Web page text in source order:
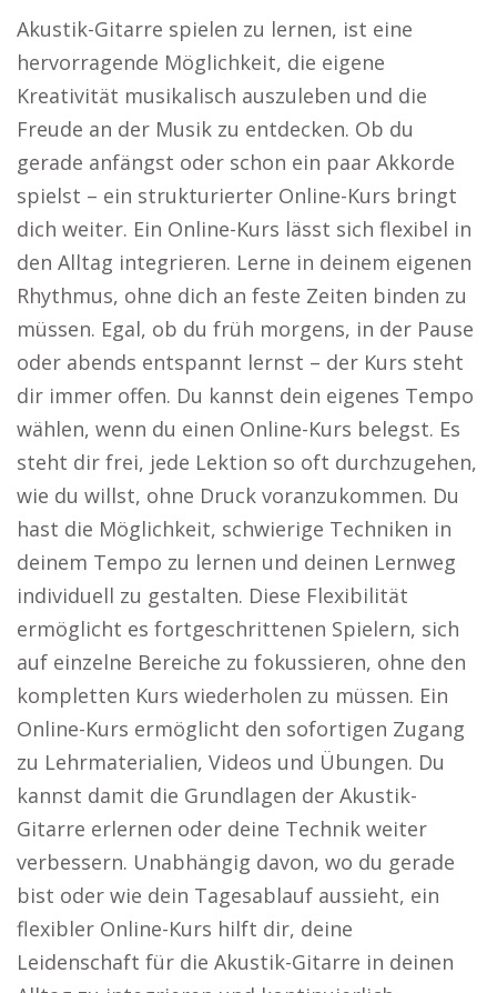
Akustik-Gitarre spielen zu lernen, ist eine
hervorragende Möglichkeit, die eigene
Kreativität musikalisch auszuleben und die
Freude an der Musik zu entdecken. Ob du
gerade anfängst oder schon ein paar Akkorde
spielst – ein strukturierter Online-Kurs bringt
dich weiter. Ein Online-Kurs lässt sich flexibel in
den Alltag integrieren. Lerne in deinem eigenen
Rhythmus, ohne dich an feste Zeiten binden zu
müssen. Egal, ob du früh morgens, in der Pause
oder abends entspannt lernst – der Kurs steht
dir immer offen. Du kannst dein eigenes Tempo
wählen, wenn du einen Online-Kurs belegst. Es
steht dir frei, jede Lektion so oft durchzugehen,
wie du willst, ohne Druck voranzukommen. Du
hast die Möglichkeit, schwierige Techniken in
deinem Tempo zu lernen und deinen Lernweg
individuell zu gestalten. Diese Flexibilität
ermöglicht es fortgeschrittenen Spielern, sich
auf einzelne Bereiche zu fokussieren, ohne den
kompletten Kurs wiederholen zu müssen. Ein
Online-Kurs ermöglicht den sofortigen Zugang
zu Lehrmaterialien, Videos und Übungen. Du
kannst damit die Grundlagen der Akustik-
Gitarre erlernen oder deine Technik weiter
verbessern. Unabhängig davon, wo du gerade
bist oder wie dein Tagesablauf aussieht, ein
flexibler Online-Kurs hilft dir, deine
Leidenschaft für die Akustik-Gitarre in deinen